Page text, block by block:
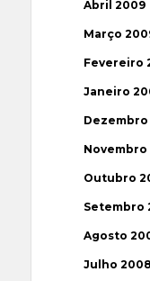
Abril 2009
Março
Fevereiro
Janeiro
Dezembro
Novembro
Outubro
Setembro
Agosto
Julho 2008